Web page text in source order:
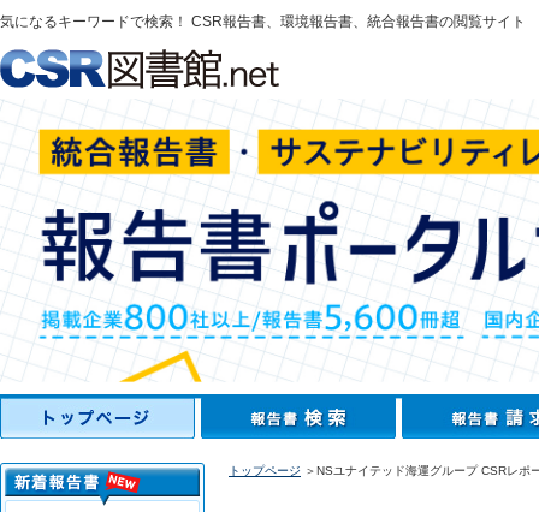
気になるキーワードで検索！ CSR報告書、環境報告書、統合報告書の閲覧サイト
トップページ ＞NSユナイテッド海運グループ CSRレポ